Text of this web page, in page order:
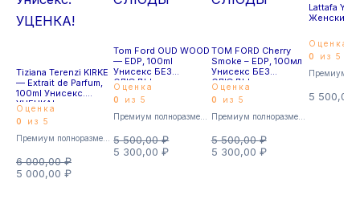
Tiziana Terenzi KIRKE
— Extrait de Parfum,
100ml Унисекс.
УЦЕНКА!
Оценка
0
из 5
6 000,00₽
5 000,00 ₽
Tom Ford OUD WOOD
— EDP, 100ml
Унисекс БЕЗ
СЛЮДЫ
Оценка
0
из 5
5 500,00₽
5 300,00₽
Премиум полноразмерные
TOM FORD Cherry
Smoke – EDP, 100мл
Унисекс БЕЗ
СЛЮДЫ
Оценка
0
из 5
5 500,00₽
5 300,00 ₽
Lattafa
Женский
Оценка
0
из 5
5 500,00